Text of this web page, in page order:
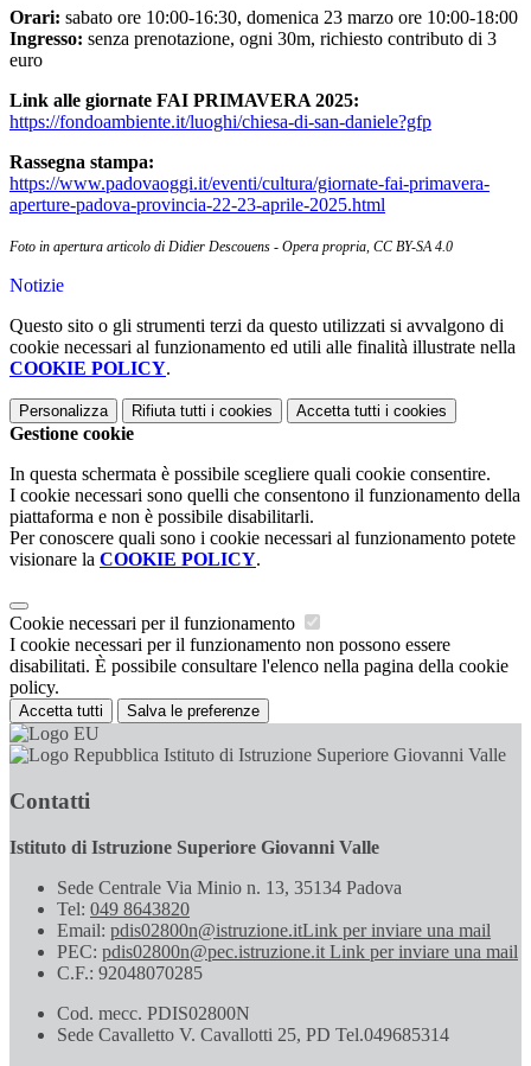
Orari: sabato ore 10:00-16:30, domenica 23 marzo ore 10:00-18:00
Ingresso: senza prenotazione, ogni 30m, richiesto contributo di 3
euro
Link alle giornate FAI PRIMAVERA 2025:
https://fondoambiente.it/luoghi/chiesa-di-san-daniele?gfp
Rassegna stampa:
https://www.padovaoggi.it/eventi/cultura/giornate-fai-primavera-
aperture-padova-provincia-22-23-aprile-2025.html
Foto in apertura articolo di Didier Descouens - Opera propria, CC BY-SA 4.0
Notizie
Questo sito o gli strumenti terzi da questo utilizzati si avvalgono di
cookie necessari al funzionamento ed utili alle finalità illustrate nella
COOKIE POLICY.
Personalizza Rifiuta tutti i cookies Accetta tutti i cookies
Gestione cookie
In questa schermata è possibile scegliere quali cookie consentire.
I cookie necessari sono quelli che consentono il funzionamento della
piattaforma e non è possibile disabilitarli.
Per conoscere quali sono i cookie necessari al funzionamento potete
visionare la COOKIE POLICY.
Cookie necessari per il funzionamento
I cookie necessari per il funzionamento non possono essere
disabilitati. È possibile consultare l'elenco nella pagina della cookie
policy.
Accetta tutti Salva le preferenze
Istituto di Istruzione Superiore Giovanni Valle
Contatti
Istituto di Istruzione Superiore Giovanni Valle
Sede Centrale Via Minio n. 13, 35134 Padova
Tel: 049 8643820
Email: pdis02800n@istruzione.itLink per inviare una mail
PEC: pdis02800n@pec.istruzione.it Link per inviare una mail
C.F.: 92048070285
Cod. mecc. PDIS02800N
Sede Cavalletto V. Cavallotti 25, PD Tel.049685314